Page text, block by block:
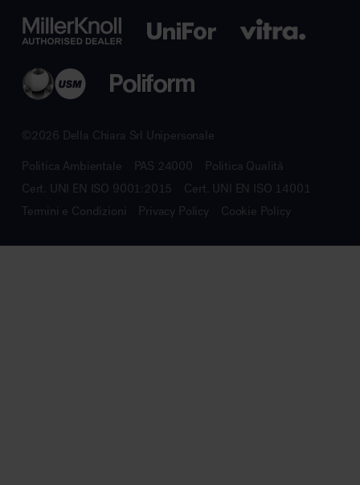
©2026 Della Chiara Srl Unipersonale
Politica Ambientale PAS 24000
Politica Qualità
Cert. UNI EN ISO 9001:2015
Cert. UNI EN ISO 14001
Termini e Condizioni
Privacy Policy Cookie Policy